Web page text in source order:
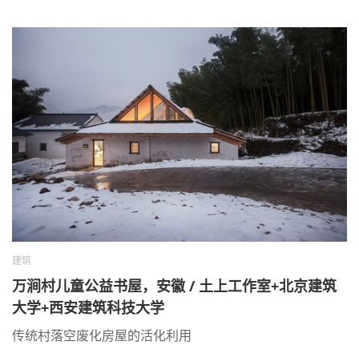
建筑
万涧村儿童公益书屋，安徽 / 土上工作室+北京建筑
大学+西安建筑科技大学
传统村落空废化房屋的活化利用